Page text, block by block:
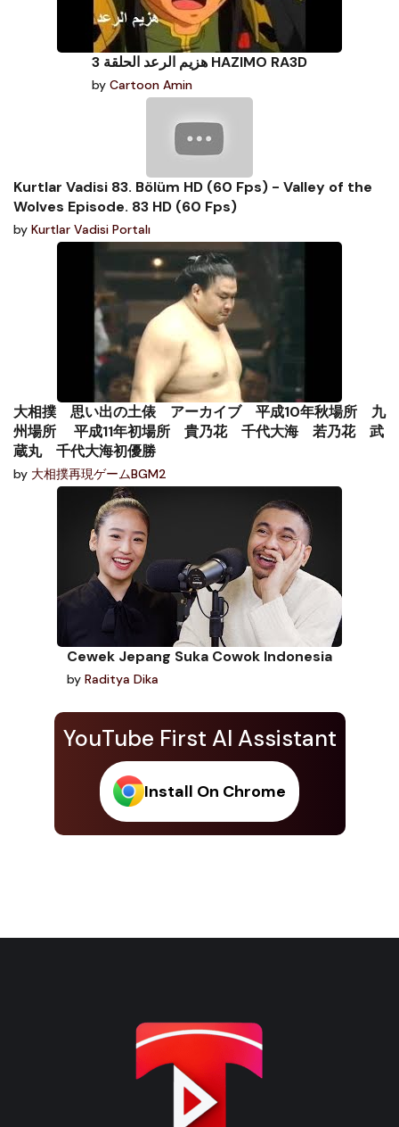
YouTube First AI Assistant
Install On Chrome
هزيم الرعد الحلقة 3 HAZIMO RA3D
by Cartoon Amin
Kurtlar Vadisi 83. Bölüm HD (60 Fps) - Valley of the
Wolves Episode. 83 HD (60 Fps)
by Kurtlar Vadisi Portalı
大相撲 思い出の土俵 アーカイブ 平成10年秋場所 九
州場所 平成11年初場所 貴乃花 千代大海 若乃花 武
蔵丸 千代大海初優勝
by 大相撲再現ゲームBGM2
Cewek Jepang Suka Cowok Indonesia
by Raditya Dika